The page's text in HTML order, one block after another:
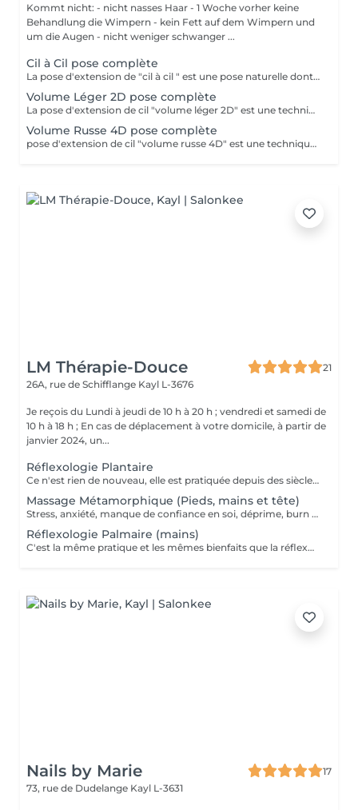
Kommt nicht: - nicht nasses Haar - 1 Woche vorher keine
Behandlung die Wimpern - kein Fett auf dem Wimpern und
um die Augen - nicht weniger schwanger ...
Cil à Cil pose complète
La pose d'extension de "cil à cil " est une pose naturelle dont la technique consiste à poser 1 extension de cil sur chaque cils naturels.
Volume Léger 2D pose complète
La pose d'extension de cil "volume léger 2D" est une technique qui consiste à poser un bouquet de plusieurs extension de cils (2 cils) sur un cil naturel. Cela permet de créer plus de volume et d'intensité sur le regard
Volume Russe 4D pose complète
pose d'extension de cil "volume russe 4D" est une technique qui consiste à poser un bouquet de plusieurs extension de cils (4 cils) sur un cil naturel. Cela permet de créer plus de volume et d'intensité sur le regard
LM Thérapie-Douce
21
26A, rue de Schifflange Kayl L-3676
Je reçois du Lundi à jeudi de 10 h à 20 h ; vendredi et samedi de
10 h à 18 h ; En cas de déplacement à votre domicile, à partir de
janvier 2024, un...
Réflexologie Plantaire
Ce n'est rien de nouveau, elle est pratiquée depuis des siècles, en Egypte, Tibet et Chine ; C'est une Technique manuelle, naturelle et sans danger. Elle ne guérit pas mais par une stimulation des zones réflexes, nous aidons l'organisme à un bon fonctionnement : urinaire, respiratoire, digestif, endocrinien et osseux. Le Pied est le corps en miniature. Nous pouvons constater que chaque zone est reliée à des organes précis du corps et par l'action du toucher, le corps va recevoir une information et va le transmettre au système nerveux. C'est une médecine ou thérapie douce utilisée pour relâcher les tensions du corps en utilisant le massage ou des pressions sur le pied ! C'est pourquoi nous parlerons d'Aide et d'Accompagnement
Massage Métamorphique (Pieds, mains et tête)
Stress, anxiété, manque de confiance en soi, déprime, burn out ? Le massage métamorphique vous aidera à retrouver votre paix intérieure, C'est un massage très doux, en effleurage qui libère les nuds et blocages pour libérer l'énergie vitale. Le principe est de reconnecter la personne à sa période prénatale grâce à un massage sur les pieds, les mains et la tête aux endroits des points réflexes qui correspondent à la colonne vertébrale. Les blocages d'énergie peuvent être libéré s et un potentiel d'auto-guérison !
Réflexologie Palmaire (mains)
C'est la même pratique et les mêmes bienfaits que la réflexologie des pieds ; "de plus c est très bénéfique pour les douleurs des articulations des mains , et pour ceux qui ont de l 'arthrose également..." contre indication : Femmes enceintes (- de 3 mois) ; pacemaker, thrombose, cancer et Fièvre.
Nails by Marie
17
73, rue de Dudelange Kayl L-3631